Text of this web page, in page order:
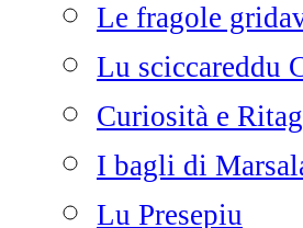
Le fragole
Lu sciccareddu
Curiosità e
I bagli di
Lu Presepiu